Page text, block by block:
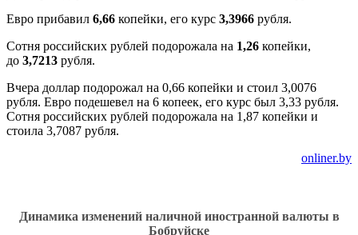
Евро прибавил 6,66 копейки, его курс 3,3966 рубля.
Сотня российских рублей подорожала на 1,26 копейки,
до 3,7213 рубля.
Вчера доллар подорожал на 0,66 копейки и стоил 3,0076
рубля. Евро подешевел на 6 копеек, его курс был 3,33 рубля.
Сотня российских рублей подорожала на 1,87 копейки и
стоила 3,7087 рубля.
onliner.by
Динамика изменений наличной иностранной валюты в
Бобруйске